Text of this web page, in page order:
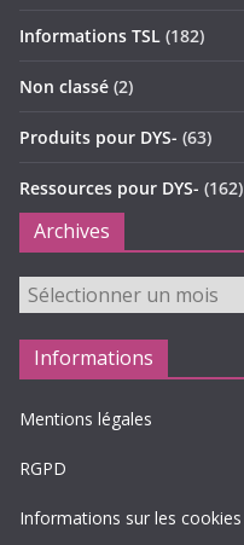
Informations TSL (182)
Non classé (2)
Produits pour DYS- (63)
Ressources pour DYS- (162)
Archives
Archives
Informations
Mentions légales
RGPD
Informations sur les cookies